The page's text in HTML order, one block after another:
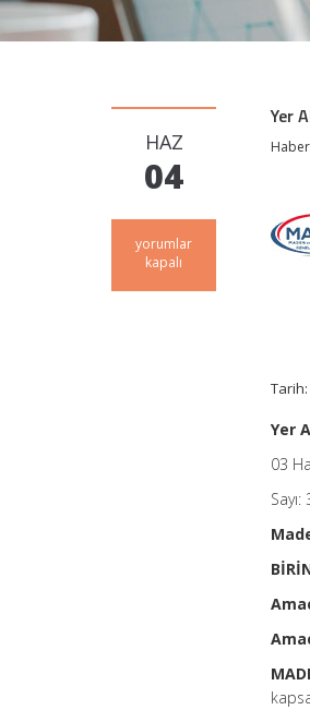
HAZ
04
Yer
Altı
yorumlar
kapalı
Yer
Yer
03